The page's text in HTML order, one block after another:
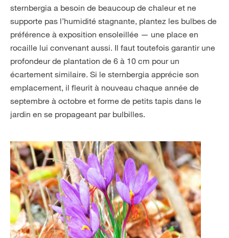
sternbergia a besoin de beaucoup de chaleur et ne
supporte pas l’humidité stagnante, plantez les bulbes de
préférence à exposition ensoleillée — une place en
rocaille lui convenant aussi. Il faut toutefois garantir une
profondeur de plantation de 6 à 10 cm pour un
écartement similaire. Si le sternbergia apprécie son
emplacement, il fleurit à nouveau chaque année de
septembre à octobre et forme de petits tapis dans le
jardin en se propageant par bulbilles.